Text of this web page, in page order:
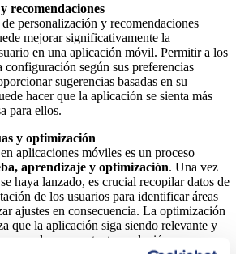
recomendaciones
personalización y recomendaciones
mejorar significativamente la
en una aplicación móvil. Permitir a los
configuración según sus preferencias
sugerencias basadas en su
hacer que la aplicación se sienta más
para ellos.
y optimización
aplicaciones móviles es un proceso
aprendizaje y optimización. Una vez
haya lanzado, es crucial recopilar datos de
de los usuarios para identificar áreas
ajustes en consecuencia. La optimización
que la aplicación siga siendo relevante y
mercado en constante evolución.